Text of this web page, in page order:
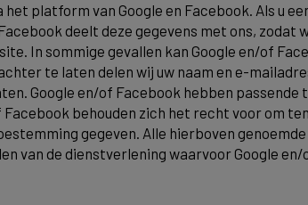
het platform van Google en Facebook. Als u
deelt deze gegevens met ons,
In sommige gevallen kan Google en/of
te laten delen wij uw naam en e-
Google en/of Facebook hebben
behouden zich het recht voor om
gegeven. Alle hierboven
van de dienstverlening waarvoor Google